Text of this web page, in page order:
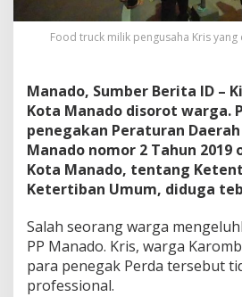
e
h
S
P
o
P
P
M
a
d
o
D
Food truck milik pengusaha Kris
Manado, Sumber Berita ID –
Kota Manado disorot warga.
penegakan Peraturan
Manado nomor 2 Tahun 2019
Kota Manado, tentang
Ketertiban Umum, diduga
Salah seorang warga
PP Manado. Kris, warga
para penegak Perda tersebut
professional.